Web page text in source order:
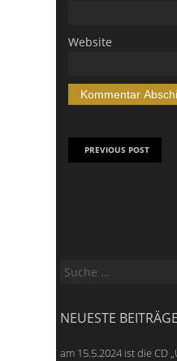
Website
PREVIOUS POST
Suche
NEUESTE BEITRÄGE
am 15.5.2024 ist die CD